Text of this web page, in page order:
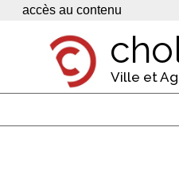
Panneau de gestion des cookies
accès au contenu
Ville et